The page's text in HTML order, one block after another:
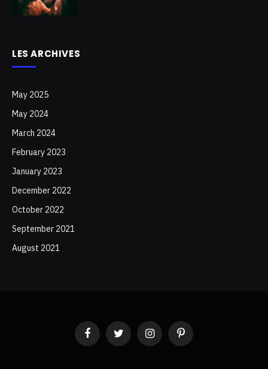
LES ARCHIVES
May 2025
May 2024
March 2024
February 2023
January 2023
December 2022
October 2022
September 2021
August 2021
FacebookTwitter InstagramPinterest